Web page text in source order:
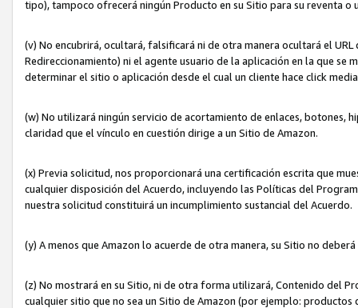
tipo), tampoco ofrecerá ningún Producto en su Sitio para su reventa o
(v) No encubrirá, ocultará, falsificará ni de otra manera ocultará el
Redireccionamiento) ni el agente usuario de la aplicación en la que
determinar el sitio o aplicación desde el cual un cliente hace click
(w) No utilizará ningún servicio de acortamiento de enlaces, botones,
claridad que el vínculo en cuestión dirige a un Sitio de Amazon.
(x) Previa solicitud, nos proporcionará una certificación escrita que
cualquier disposición del Acuerdo, incluyendo las Políticas del
nuestra solicitud constituirá un incumplimiento sustancial del Acuerdo.
(y) A menos que Amazon lo acuerde de otra manera, su Sitio no
(z) No mostrará en su Sitio, ni de otra forma utilizará, Contenido del
cualquier sitio que no sea un Sitio de Amazon (por ejemplo: